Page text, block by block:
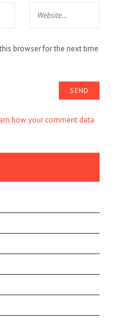
browser for the next time
how your comment data